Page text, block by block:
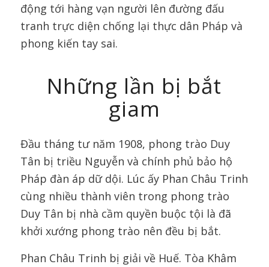
động tới hàng vạn người lên đường đấu
tranh trực diện chống lại thực dân Pháp và
phong kiến tay sai.
Những lần bị bắt
giam
Đầu tháng tư năm 1908, phong trào Duy
Tân bị triều Nguyễn và chính phủ bảo hộ
Pháp đàn áp dữ dội. Lúc ấy Phan Châu Trinh
cùng nhiều thành viên trong phong trào
Duy Tân bị nhà cầm quyền buộc tội là đã
khởi xướng phong trào nên đều bị bắt.
Phan Châu Trinh bị giải về Huế. Tòa Khâm